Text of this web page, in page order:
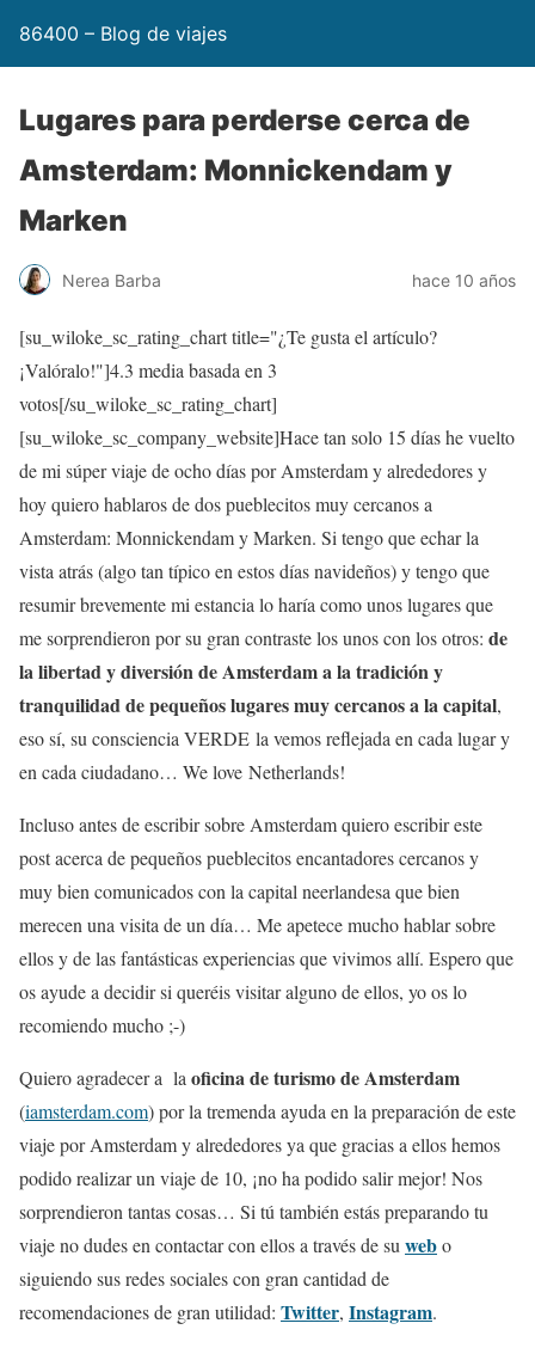
86400 – Blog de viajes
Lugares para perderse cerca de
Amsterdam: Monnickendam y
Marken
Nerea Barba hace 10 años
[su_wiloke_sc_rating_chart title="¿Te gusta el artículo?
¡Valóralo!"]4.3 media basada en 3
votos[/su_wiloke_sc_rating_chart]
[su_wiloke_sc_company_website]Hace tan solo 15 días he vuelto
de mi súper viaje de ocho días por Amsterdam y alrededores y
hoy quiero hablaros de dos pueblecitos muy cercanos a
Amsterdam: Monnickendam y Marken. Si tengo que echar la
vista atrás (algo tan típico en estos días navideños) y tengo que
resumir brevemente mi estancia lo haría como unos lugares que
me sorprendieron por su gran contraste los unos con los otros: de
la libertad y diversión de Amsterdam a la tradición y
tranquilidad de pequeños lugares muy cercanos a la capital,
eso sí, su consciencia VERDE la vemos reflejada en cada lugar y
en cada ciudadano… We love Netherlands!
Incluso antes de escribir sobre Amsterdam quiero escribir este
post acerca de pequeños pueblecitos encantadores cercanos y
muy bien comunicados con la capital neerlandesa que bien
merecen una visita de un día… Me apetece mucho hablar sobre
ellos y de las fantásticas experiencias que vivimos allí. Espero que
os ayude a decidir si queréis visitar alguno de ellos, yo os lo
recomiendo mucho ;-)
Quiero agradecer a la oficina de turismo de Amsterdam
(iamsterdam.com) por la tremenda ayuda en la preparación de este
viaje por Amsterdam y alrededores ya que gracias a ellos hemos
podido realizar un viaje de 10, ¡no ha podido salir mejor! Nos
sorprendieron tantas cosas… Si tú también estás preparando tu
viaje no dudes en contactar con ellos a través de su webo
siguiendo sus redes sociales con gran cantidad de
recomendaciones de gran utilidad: Twitter, Instagram.